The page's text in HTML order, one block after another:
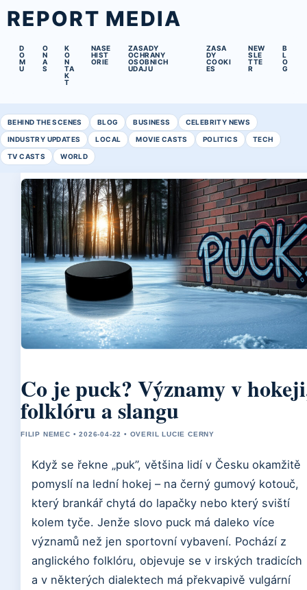
REPORT MEDIA
D
O
M
U
O
N
A
S
K
O
N
TA
K
T
NASE
HIST
ORIE
ZASADY
OCHRANY
OSOBNICH
UDAJU
ZASA
DY
COOKI
ES
NEW
SLE
TTE
R
B
L
O
G
BEHIND THE SCENES BLOG BUSINESS CELEBRITY NEWS
INDUSTRY UPDATES LOCAL MOVIE CASTS POLITICS TECH
TV CASTS WORLD
Co je puck? Významy v
folklóru a slangu
FILIP NEMEC • 2026-04-22 • OVERIL LUCIE CERNY
Když se řekne „puk”, většina lidí v Česku okamžitě
pomyslí na lední hokej – na černý gumový kotouč,
který brankář chytá do lapačky nebo který sviští
kolem tyče. Jenže slovo puck má daleko více
významů než jen sportovní vybavení. Pochází z
anglického folklóru, objevuje se v irských tradicích
a v některých dialektech má překvapivě vulgární